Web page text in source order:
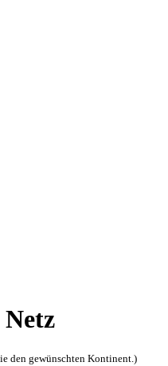
den gewünschten Kontinent.)